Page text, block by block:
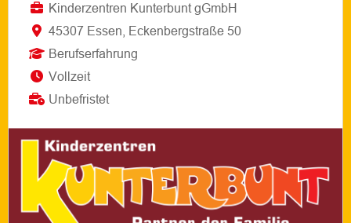
Kinderzentren Kunterbunt gGmbH
45307 Essen, Eckenbergstraße 50
Berufserfahrung
Vollzeit
Unbefristet